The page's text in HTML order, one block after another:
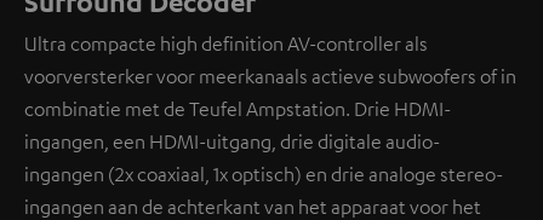
Ultra compacte high definition AV-controller als
voorversterker voor meerkanaals actieve subwoofers of in
combinatie met de Teufel Ampstation. Drie HDMI-
ingangen, een HDMI-uitgang, drie digitale audio-
ingangen (2x coaxiaal, 1x optisch) en drie analoge stereo-
ingangen aan de achterkant van het apparaat voor het